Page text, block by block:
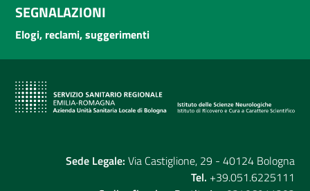
SEGNALAZIONI
Elogi, reclami, suggerimenti
Sede Legale: Via Castiglione, 29 - 40124 Bologna
Tel. +39.051.6225111